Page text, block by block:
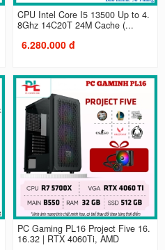
CPU Intel Core I5 13500 Up to 4.
8Ghz 14C20T 24M Cache (...
6.280.000 đ
PC Gaming PL16 Project Five 16.
16.32 | RTX 4060Ti, AMD